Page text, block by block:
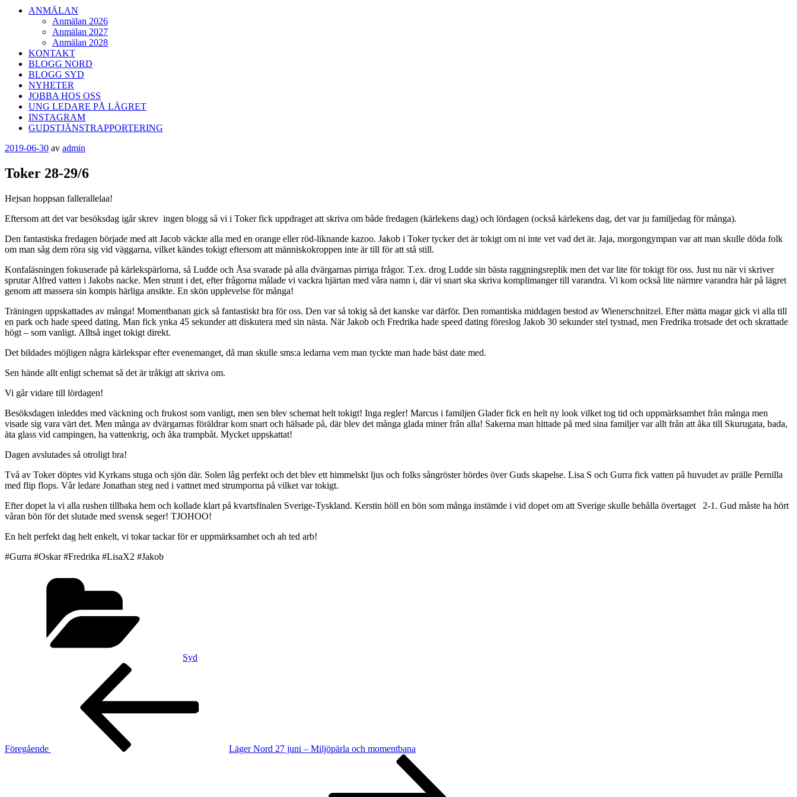
ANMÄLAN
Anmälan 2026
Anmälan 2027
Anmälan 2028
KONTAKT
BLOGG NORD
BLOGG SYD
NYHETER
JOBBA HOS OSS
UNG LEDARE PÅ LÄGRET
INSTAGRAM
GUDSTJÄNSTRAPPORTERING
Publicerat
2019-06-30 av admin
Toker 28-29/6
Hejsan hoppsan fallerallelaa!
Eftersom att det var besöksdag igår skrev ingen blogg så vi i Toker fick uppdraget att skriva om både fredagen (kärlekens dag) och lördagen (också kärlekens dag, det var ju familjedag för många).
Den fantastiska fredagen började med att Jacob väckte alla med en orange eller röd-liknande kazoo. Jakob i Toker tycker det är tokigt om ni inte vet vad det är. Jaja, morgongympan var att man skulle döda folk
om man såg dem röra sig vid väggarna, vilket kändes tokigt eftersom att människokroppen inte är till för att stå still.
Konfaläsningen fokuserade på kärlekspärlorna, så Ludde och Åsa svarade på alla dvärgarnas pirriga frågor. T.ex. drog Ludde sin bästa raggningsreplik men det var lite för tokigt för oss. Just nu när vi skriver
sprutar Alfred vatten i Jakobs nacke. Men strunt i det, efter frågorna målade vi vackra hjärtan med våra namn i, där vi snart ska skriva komplimanger till varandra. Vi kom också lite närmre varandra här på lägret
genom att massera sin kompis härliga ansikte. En skön upplevelse för många!
Träningen uppskattades av många! Momentbanan gick så fantastiskt bra för oss. Den var så tokig så det kanske var därför. Den romantiska middagen bestod av Wienerschnitzel. Efter mätta magar gick vi alla till
en park och hade speed dating. Man fick ynka 45 sekunder att diskutera med sin nästa. När Jakob och Fredrika hade speed dating föreslog Jakob 30 sekunder stel tystnad, men Fredrika trotsade det och skrattade
högt – som vanligt. Alltså inget tokigt direkt.
Det bildades möjligen några kärlekspar efter evenemanget, då man skulle sms:a ledarna vem man tyckte man hade bäst date med.
Sen hände allt enligt schemat så det är tråkigt att skriva om.
Vi går vidare till lördagen!
Besöksdagen inleddes med väckning och frukost som vanligt, men sen blev schemat helt tokigt! Inga regler! Marcus i familjen Glader fick en helt ny look vilket tog tid och uppmärksamhet från många men
visade sig vara värt det. Men många av dvärgarnas föräldrar kom snart och hälsade på, där blev det många glada miner från alla! Sakerna man hittade på med sina familjer var allt från att åka till Skurugata, bada,
äta glass vid campingen, ha vattenkrig, och åka trampbåt. Mycket uppskattat!
Dagen avslutades så otroligt bra!
Två av Toker döptes vid Kyrkans stuga och sjön där. Solen låg perfekt och det blev ett himmelskt ljus och folks sångröster hördes över Guds skapelse. Lisa S och Gurra fick vatten på huvudet av prälle Pernilla
med flip flops. Vår ledare Jonathan steg ned i vattnet med strumporna på vilket var tokigt.
Efter dopet la vi alla rushen tillbaka hem och kollade klart på kvartsfinalen Sverige-Tyskland. Kerstin höll en bön som många instämde i vid dopet om att Sverige skulle behålla övertaget 2-1. Gud måste ha hört
våran bön för det slutade med svensk seger! TJOHOO!
En helt perfekt dag helt enkelt, vi tokar tackar för er uppmärksamhet och ah ted arb!
#Gurra #Oskar #Fredrika #LisaX2 #Jakob
Syd
Inläggsnavigering
Föregående
Läger Nord 27 juni – Miljöpärla och momentbana